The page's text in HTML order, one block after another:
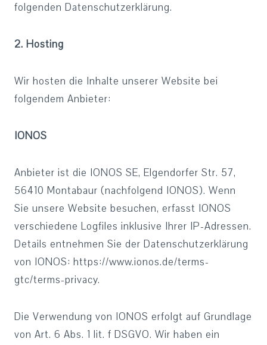
folgenden Datenschutzerklärung.
2. Hosting
Wir hosten die Inhalte unserer Website bei
folgendem Anbieter:
IONOS
Anbieter ist die IONOS SE, Elgendorfer Str. 57,
56410 Montabaur (nachfolgend IONOS). Wenn
Sie unsere Website besuchen, erfasst IONOS
verschiedene Logfiles inklusive Ihrer IP-Adressen.
Details entnehmen Sie der Datenschutzerklärung
von IONOS: https://www.ionos.de/terms-
gtc/terms-privacy.
Die Verwendung von IONOS erfolgt auf Grundlage
von Art. 6 Abs. 1 lit. f DSGVO. Wir haben ein